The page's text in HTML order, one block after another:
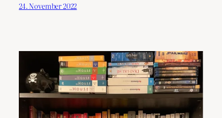
24. November 2022